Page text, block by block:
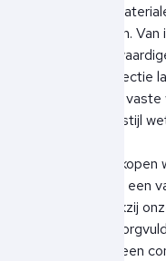
zijn innovatieve
tijdloze ontwerpen.
Pieces tot
polo's: iedere collectie
decennialang een
functionaliteit en stijl
Bij Ben Borst
jaar en hebben wij een
opgebouwd. Dankzij
maatvoering en
wij ieder seizoen een